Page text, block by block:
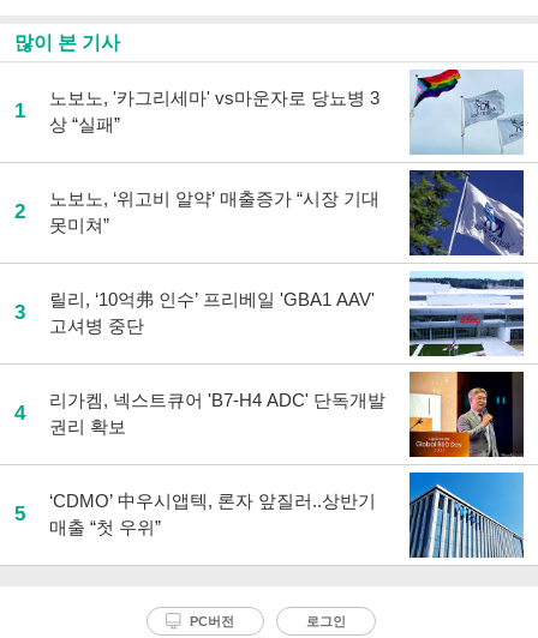
많이 본 기사
1
노보노, '카그리세마' vs마운자로 당뇨병 3
상 “실패”
2
노보노, ‘위고비 알약’ 매출증가 “시장 기대
못미쳐”
3
릴리, ‘10억弗 인수’ 프리베일 'GBA1 AAV'
고셔병 중단
4
리가켐, 넥스트큐어 'B7-H4 ADC' 단독개발
권리 확보
5
‘CDMO’ 中우시앱텍, 론자 앞질러..상반기
매출 “첫 우위”
PC버전 로그인